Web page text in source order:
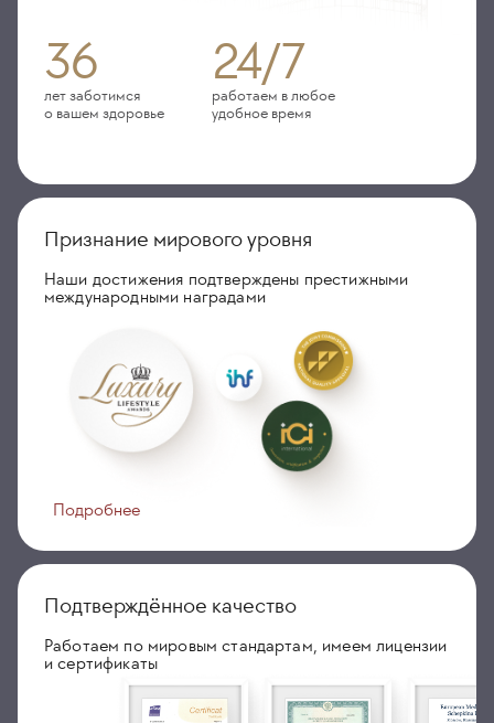
36
лет заботимся
о вашем здоровье
24/7
работаем в любое
удобное время
Признание мирового уровня
Наши достижения подтверждены престижными
международными наградами
Подробнее
Подтверждённое качество
Работаем по мировым стандартам, имеем лицензии
и сертификаты